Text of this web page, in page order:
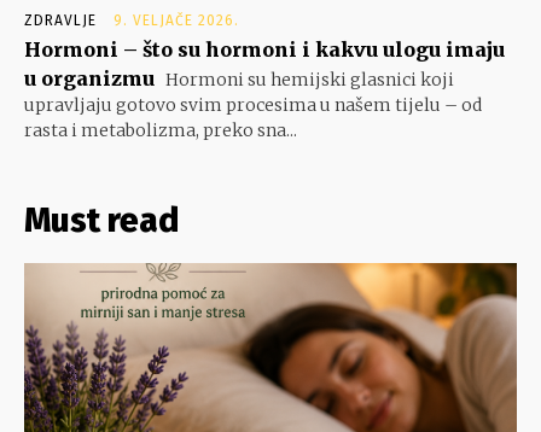
ZDRAVLJE 9. VELJAČE 2026.
Hormoni – što su hormoni i kakvu ulogu imaju
u organizmu Hormoni su hemijski glasnici koji
upravljaju gotovo svim procesima u našem tijelu – od
rasta i metabolizma, preko sna...
Must read